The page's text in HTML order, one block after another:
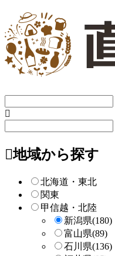
リ
索
ー
検地域から探す
北海道・東北
関東
甲信越・北陸
新潟県(180)
富山県(89)
石川県(136)